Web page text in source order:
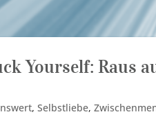
Yourself: Raus
,Selbstliebe,